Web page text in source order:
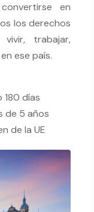
en
los derechos
trabajar,
ese país.
180 días
de 5 años
de la UE